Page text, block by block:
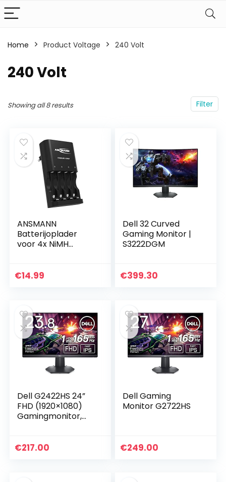
Home Product Voltage ‎240 Volt
‎240 Volt
Filter
Showing all 8 results
ANSMANN
Batterijoplader
voor 4x NiMH
batterijen – Accu-
€14.99
Dell 32 Curved
Gaming Monitor |
S3222DGM
€399.30
Dell G2422HS 24”
FHD (1920×1080)
Gamingmonitor,
Premium, NVIDIA
€217.00
Dell Gaming
Monitor G2722HS
€249.00